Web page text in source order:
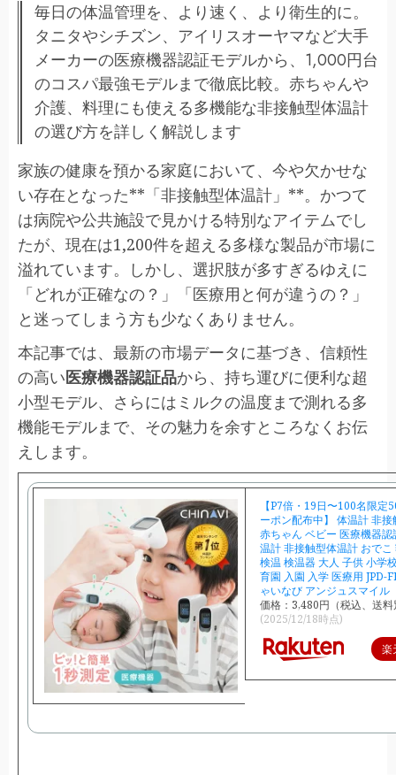
毎日の体温管理を、より速く、より衛生的に。
タニタやシチズン、アイリスオーヤマなど大手
メーカーの医療機器認証モデルから、1,000円台
のコスパ最強モデルまで徹底比較。赤ちゃんや
介護、料理にも使える多機能な非接触型体温計
の選び方を詳しく解説します
家族の健康を預かる家庭において、今や欠かせな
い存在となった**「非接触型体温計」**。かつて
は病院や公共施設で見かける特別なアイテムでし
たが、現在は1,200件を超える多様な製品が市場に
溢れています。しかし、選択肢が多すぎるゆえに
「どれが正確なの？」「医療用と何が違うの？」
と迷ってしまう方も少なくありません。
本記事では、最新の市場データに基づき、信頼性
の高い医療機器認証品から、持ち運びに便利な超
小型モデル、さらにはミルクの温度まで測れる多
機能モデルまで、その魅力を余すところなくお伝
えします。
【P7倍・19日〜100名限定
ーポン配布中】 体温計 非
赤ちゃん ベビー 医療機器認
温計 非接触型体温計 おでこ
検温 検温器 大人 子供 小学
育園 入園 入学 医療用 JPD-
ゃいなび アンジュスマイル
価格：3,480円（税込、送料
(2025/12/18時点)
楽